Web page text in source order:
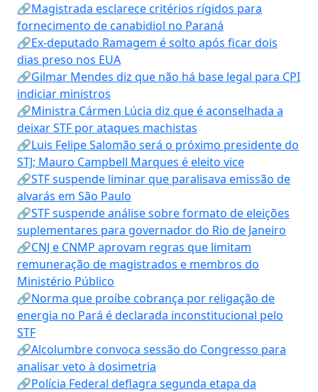
🔗Magistrada esclarece critérios rígidos para
fornecimento de canabidiol no Paraná
🔗Ex-deputado Ramagem é solto após ficar dois
dias preso nos EUA
🔗Gilmar Mendes diz que não há base legal para CPI
indiciar ministros
🔗Ministra Cármen Lúcia diz que é aconselhada a
deixar STF por ataques machistas
🔗Luis Felipe Salomão será o próximo presidente do
STJ; Mauro Campbell Marques é eleito vice
🔗STF suspende liminar que paralisava emissão de
alvarás em São Paulo
🔗STF suspende análise sobre formato de eleições
suplementares para governador do Rio de Janeiro
🔗CNJ e CNMP aprovam regras que limitam
remuneração de magistrados e membros do
Ministério Público
🔗Norma que proíbe cobrança por religação de
energia no Pará é declarada inconstitucional pelo
STF
🔗Alcolumbre convoca sessão do Congresso para
analisar veto à dosimetria
🔗Polícia Federal deflagra segunda etapa da